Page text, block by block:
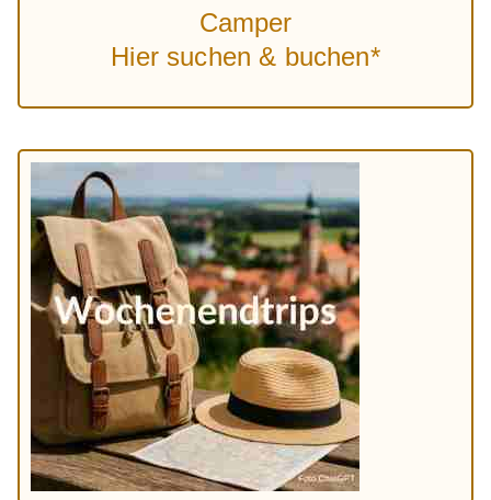
Camper
Hier suchen & buchen*